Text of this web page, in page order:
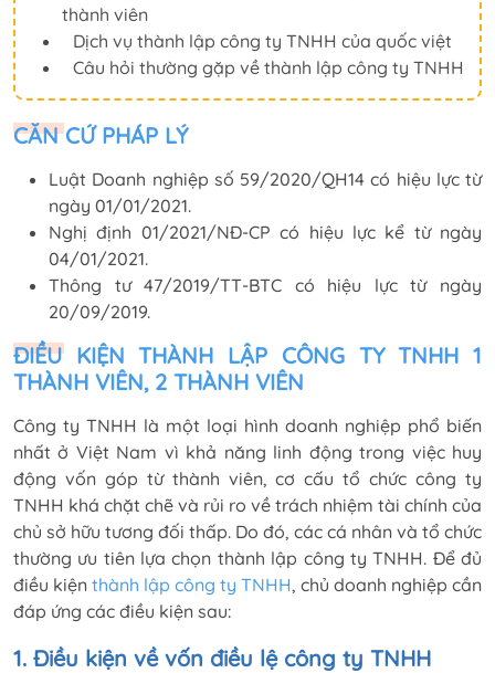
thành viên
Dịch vụ thành lập công ty TNHH của quốc việt
Câu hỏi thường gặp về thành lập công ty TNHH
CĂN CỨ PHÁP LÝ
Luật Doanh nghiệp số 59/2020/QH14 có hiệu lực từ
ngày 01/01/2021.
Nghị định 01/2021/NĐ-CP có hiệu lực kể từ ngày
04/01/2021.
Thông tư 47/2019/TT-BTC có hiệu lực từ ngày
20/09/2019.
ĐIỀU KIỆN THÀNH LẬP CÔNG TY TNHH 1
THÀNH VIÊN, 2 THÀNH VIÊN
Công ty TNHH là một loại hình doanh nghiệp phổ biến
nhất ở Việt Nam vì khả năng linh động trong việc huy
động vốn góp từ thành viên, cơ cấu tổ chức công ty
TNHH khá chặt chẽ và rủi ro về trách nhiệm tài chính của
chủ sở hữu tương đối thấp. Do đó, các cá nhân và tổ chức
thường ưu tiên lựa chọn thành lập công ty TNHH. Để đủ
điều kiện thành lập công ty TNHH, chủ doanh nghiệp cần
đáp ứng các điều kiện sau:
1. Điều kiện về vốn điều lệ công ty TNHH